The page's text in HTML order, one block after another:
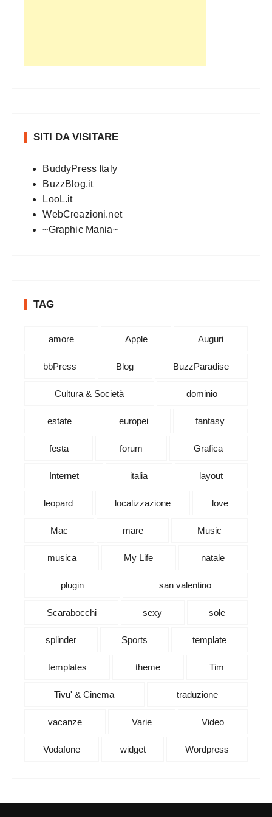
SITI DA VISITARE
BuddyPress Italy
BuzzBlog.it
LooL.it
WebCreazioni.net
~Graphic Mania~
TAG
amore Apple Auguri
bbPress Blog BuzzParadise
Cultura & Società dominio
estate europei fantasy
festa forum Grafica
Internet italia layout
leopard localizzazione love
Mac mare Music
musica My Life natale
plugin san valentino
Scarabocchi sexy sole
splinder Sports template
templates theme Tim
Tivu' & Cinema traduzione
vacanze Varie Video
Vodafone widget Wordpress